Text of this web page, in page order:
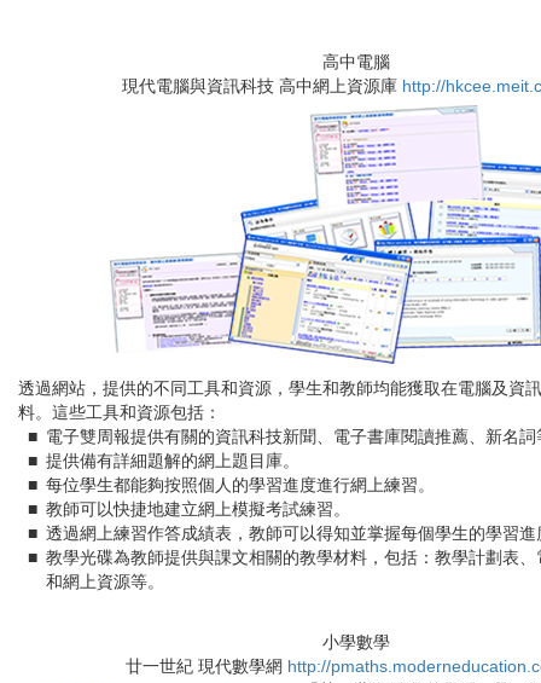
高中電腦
現代電腦與資訊科技 高中網上資源庫 http://
透過網站，提供的不同工具和資源，學生和教師均能獲取在電腦及資
料。這些工具和資源包括：
■ 電子雙周報提供有關的資訊科技新聞、電子書庫閱讀推薦、新名詞
■ 提供備有詳細題解的網上題目庫。
■ 每位學生都能夠按照個人的學習進度進行網上練習。
■ 教師可以快捷地建立網上模擬考試練習。
■ 透過網上練習作答成績表，教師可以得知並掌握每個學生的學習進
■ 教學光碟為教師提供與課文相關的教學材料，包括：教學計劃表
和網上資源等。
小學數學
廿一世紀 現代數學網 http://